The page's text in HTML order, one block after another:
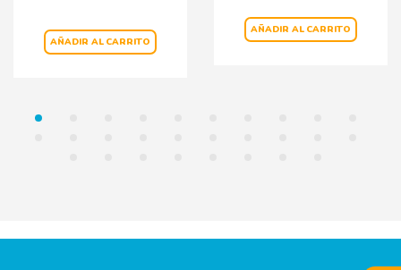
AÑADIR AL CARRITO
AÑADIR AL CARRITO